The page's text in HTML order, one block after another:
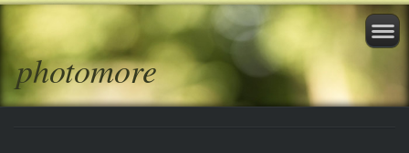
photomore